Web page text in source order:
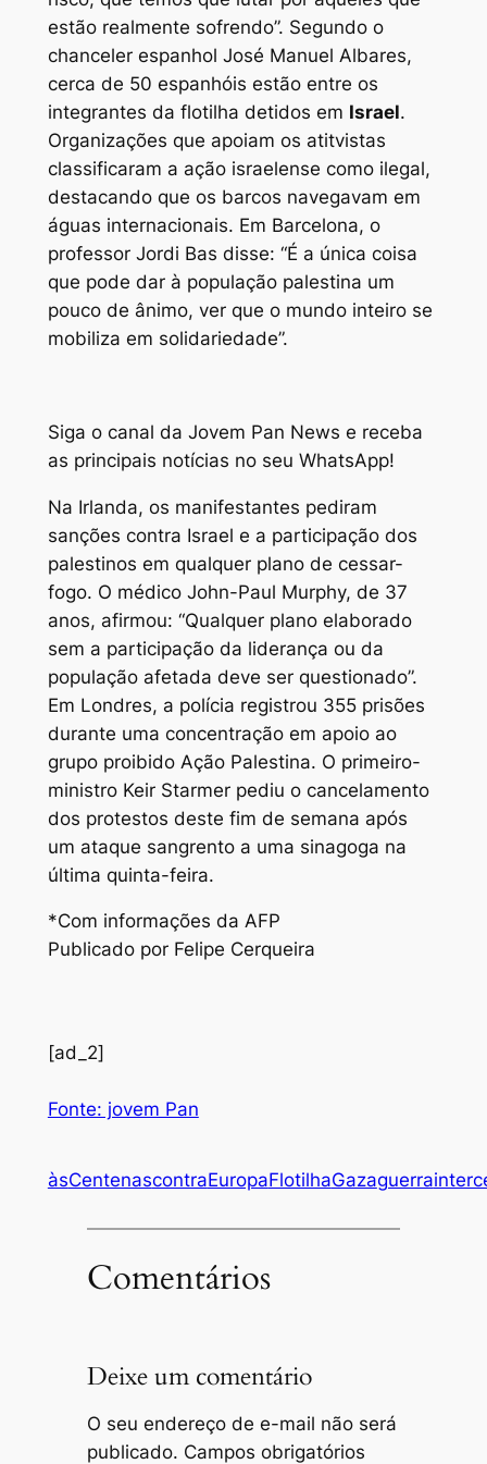
estão realmente sofrendo”. Segundo o
chanceler espanhol José Manuel Albares,
cerca de 50 espanhóis estão entre os
integrantes da flotilha detidos em Israel.
Organizações que apoiam os atitvistas
classificaram a ação israelense como ilegal,
destacando que os barcos navegavam em
águas internacionais. Em Barcelona, o
professor Jordi Bas disse: “É a única coisa
que pode dar à população palestina um
pouco de ânimo, ver que o mundo inteiro se
mobiliza em solidariedade”.
Siga o canal da Jovem Pan News e receba
as principais notícias no seu WhatsApp!
Na Irlanda, os manifestantes pediram
sanções contra Israel e a participação dos
palestinos em qualquer plano de cessar-
fogo. O médico John-Paul Murphy, de 37
anos, afirmou: “Qualquer plano elaborado
sem a participação da liderança ou da
população afetada deve ser questionado”.
Em Londres, a polícia registrou 355 prisões
durante uma concentração em apoio ao
grupo proibido Ação Palestina. O primeiro-
ministro Keir Starmer pediu o cancelamento
dos protestos deste fim de semana após
um ataque sangrento a uma sinagoga na
última quinta-feira.
*Com informações da AFP
Publicado por Felipe Cerqueira
[ad_2]
Fonte: jovem Pan
àsCentenascontraEuropaFlotilhaGazaguerra
Comentários
Deixe um comentário
O seu endereço de e-mail não será
publicado. Campos obrigatórios